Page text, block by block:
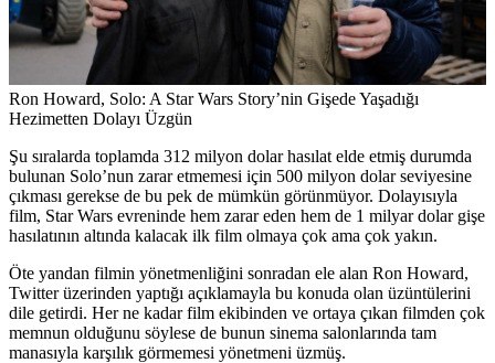
Ron Howard, Solo: A Star Wars Story’nin Gişede Yaşadığı
Hezimetten Dolayı Üzgün
Şu sıralarda toplamda 312 milyon dolar hasılat elde etmiş durumda
bulunan Solo’nun zarar etmemesi için 500 milyon dolar seviyesine
çıkması gerekse de bu pek de mümkün görünmüyor. Dolayısıyla
film, Star Wars evreninde hem zarar eden hem de 1 milyar dolar gişe
hasılatının altında kalacak ilk film olmaya çok ama çok yakın.
Öte yandan filmin yönetmenliğini sonradan ele alan Ron Howard,
Twitter üzerinden yaptığı açıklamayla bu konuda olan üzüntülerini
dile getirdi. Her ne kadar film ekibinden ve ortaya çıkan filmden çok
memnun olduğunu söylese de bunun sinema salonlarında tam
manasıyla karşılık görmemesi yönetmeni üzmüş.